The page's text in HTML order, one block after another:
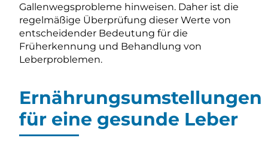
Gallenwegsprobleme hinweisen. Daher ist die
regelmäßige Überprüfung dieser Werte von
entscheidender Bedeutung für die
Früherkennung und Behandlung von
Leberproblemen.
Ernährungsumstellungen
für eine gesunde Leber